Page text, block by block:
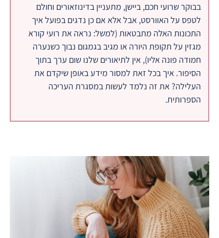
בבוקר שרועי חכם, ביישן, מתעניין בדינוזאורים וחולם
לטפס על האוורסט, אבל אלא אם כן נדגים בפועל איך
התכונות האלה מתבטאות (למשל: נראה את רועי קורא
מגזין על תקופת היורה או מגיב בגמגום נבוך כשנערה
חמודה פונה אליו), אין לתיאורים שלנו שום ערך בתוך
הסיפור. איך בכל זאת למסור מידע באופן שיקדם את
העלילה? את זה נלמד לעשות במסגרת העריכה
הספרותית.